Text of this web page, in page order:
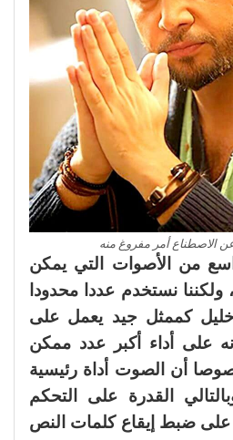
عن الاصطناع أمر مفروغ منه
من الأصوات التي يمكن
ولكننا نستخدم عددا محدودا
كممثل جيد يعمل على
على أداء أكبر عدد ممكن
أن الصوت أداة رئيسية
القدرة على التحكم
على ضبط إيقاع كلمات النص